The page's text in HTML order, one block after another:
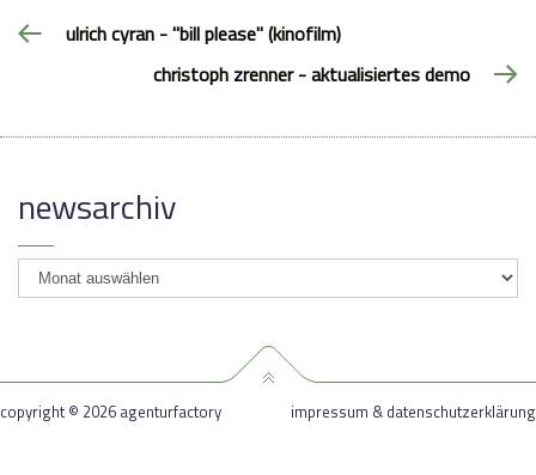
ulrich cyran - "bill please" (kinofilm)
christoph zrenner - aktualisiertes demo
newsarchiv
newsarchiv
copyright © 2026 agenturfactory impressum & datenschutzerklärung